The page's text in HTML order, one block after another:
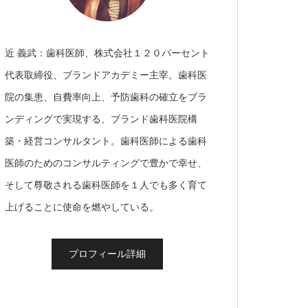
近 義武：歯科医師、株式会社１２０パーセント
代表取締役、ブランドアカデミー主宰。歯科医
院の集患、自費率向上、予防歯科の確立をブラ
ンディングで実現する、ブランド歯科医院構
築・経営コンサルタント。歯科医師による歯科
医師のためのコンサルティングで豊かで幸せ、
そして尊敬される歯科医師を１人でも多く育て
上げることに使命を燃やしている。
プロフィール詳細